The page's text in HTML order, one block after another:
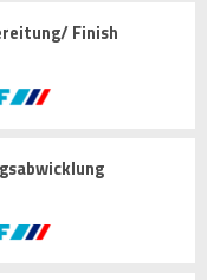
Finish